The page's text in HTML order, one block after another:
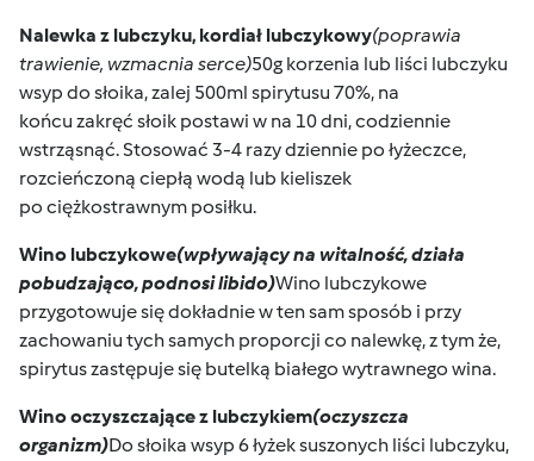
Nalewka z lubczyku, kordiał lubczykowy(poprawia
trawienie, wzmacnia serce)50g korzenia lub liści lubczyku
wsyp do słoika, zalej 500ml spirytusu 70%, na
końcu zakręć słoik postawi w na 10 dni, codziennie
wstrząsnąć. Stosować 3-4 razy dziennie po łyżeczce,
rozcieńczoną ciepłą wodą lub kieliszek
po ciężkostrawnym posiłku.
Wino lubczykowe(wpływający na witalność, działa
pobudzająco, podnosi libido)Wino lubczykowe
przygotowuje się dokładnie w ten sam sposób i przy
zachowaniu tych samych proporcji co nalewkę, z tym że,
spirytus zastępuje się butelką białego wytrawnego wina.
Wino oczyszczające z lubczykiem(oczyszcza
organizm)Do słoika wsyp 6 łyżek suszonych liści lubczyku,